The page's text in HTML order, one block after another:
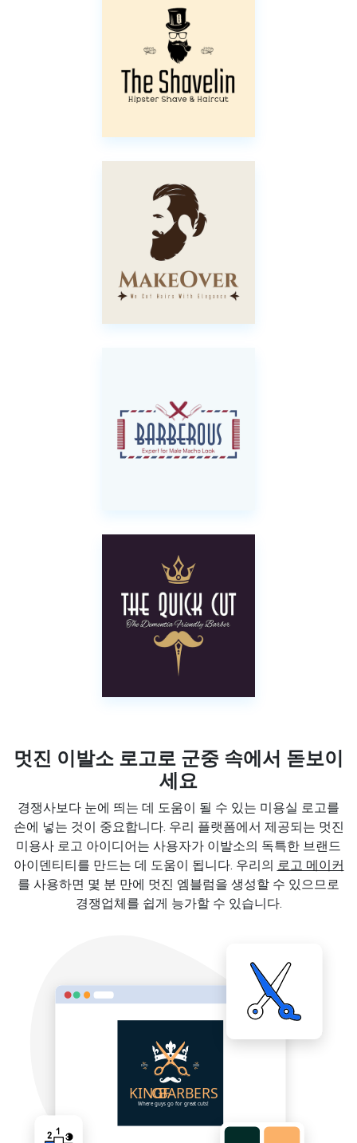
멋진 이발소 로고로 군중 속에서 돋보이
세요
경쟁사보다 눈에 띄는 데 도움이 될 수 있는 미용실 로고를
손에 넣는 것이 중요합니다. 우리 플랫폼에서 제공되는 멋진
미용사 로고 아이디어는 사용자가 이발소의 독특한 브랜드
아이덴티티를 만드는 데 도움이 됩니다. 우리의 로고 메이커
를 사용하면 몇 분 만에 멋진 엠블럼을 생성할 수 있으므로
경쟁업체를 쉽게 능가할 수 있습니다.